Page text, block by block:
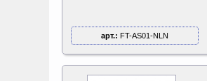
арт.: FT-AS01-NLN